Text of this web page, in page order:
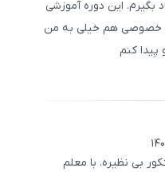
بگیرم. این دوره آموزشی
خصوصی هم خیلی به من
کنم
بی ‌نظیره. با معلم